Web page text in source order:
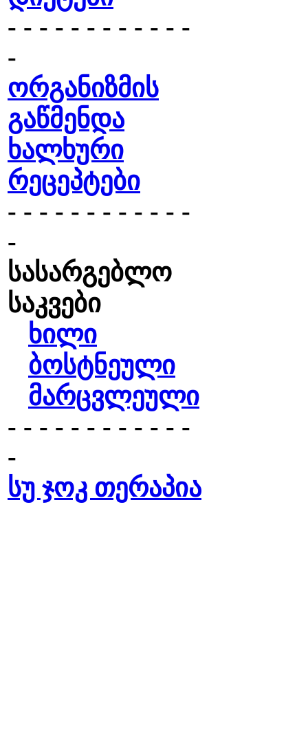
- - - - - - - - - - - -
-
ორგანიზმის
გაწმენდა
ხალხური
რეცეპტები
- - - - - - - - - - - -
-
სასარგებლო
საკვები
ხილი
ბოსტნეული
მარცვლეული
- - - - - - - - - - - -
-
სუ ჯოკ თერაპია